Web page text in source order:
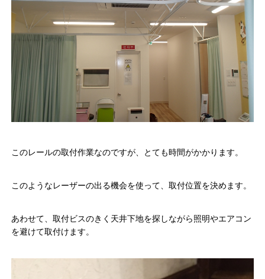
このレールの取付作業なのですが、とても時間がかかります。
このようなレーザーの出る機会を使って、取付位置を決めます。
あわせて、取付ビスのきく天井下地を探しながら照明やエアコン
を避けて取付けます。